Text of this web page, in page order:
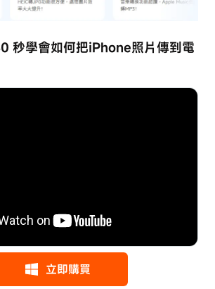
秒學會如何把iPhone照片傳到電